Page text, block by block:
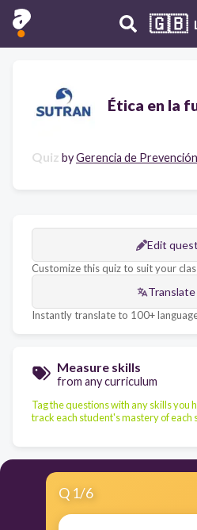
🇬🇧
Ética en la
Quiz byGerencia de
Edit
Customize this quiz to suit your
Translate
Instantly translate to 100+
Measure skills
from any curriculum
Tag the questions with any skills you
track each student's mastery of each
Q 1/6